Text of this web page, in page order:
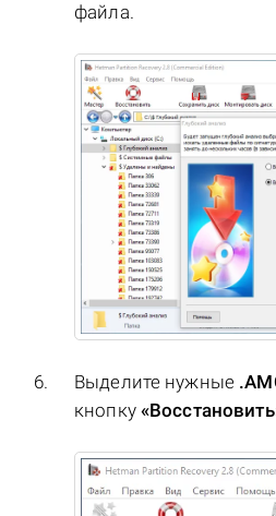
файла.
Выделите нужные
кнопку